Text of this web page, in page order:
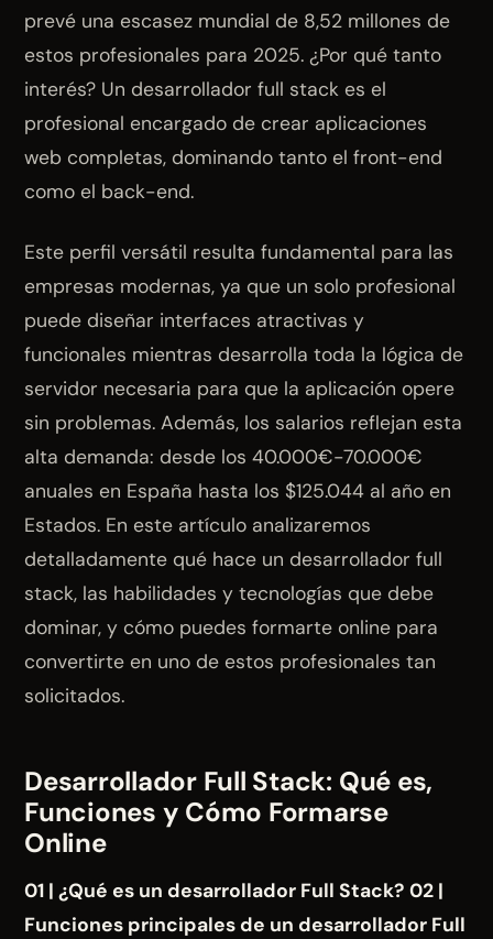
prevé una escasez mundial de 8,52 millones de
estos profesionales para 2025. ¿Por qué tanto
interés? Un desarrollador full stack es el
profesional encargado de crear aplicaciones
web completas, dominando tanto el front-end
como el back-end.
Este perfil versátil resulta fundamental para las
empresas modernas, ya que un solo profesional
puede diseñar interfaces atractivas y
funcionales mientras desarrolla toda la lógica de
servidor necesaria para que la aplicación opere
sin problemas. Además, los salarios reflejan esta
alta demanda: desde los 40.000€-70.000€
anuales en España hasta los $125.044 al año en
Estados. En este artículo analizaremos
detalladamente qué hace un desarrollador full
stack, las habilidades y tecnologías que debe
dominar, y cómo puedes formarte online para
convertirte en uno de estos profesionales tan
solicitados.
Desarrollador Full Stack: Qué es,
Funciones y Cómo Formarse
Online
01 | ¿Qué es un desarrollador Full Stack? 02 |
Funciones principales de un desarrollador Full